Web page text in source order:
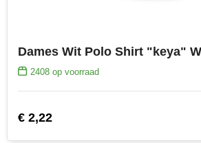
Dames Wit Polo Shirt "keya"
2408op voorraad
€ 2,22